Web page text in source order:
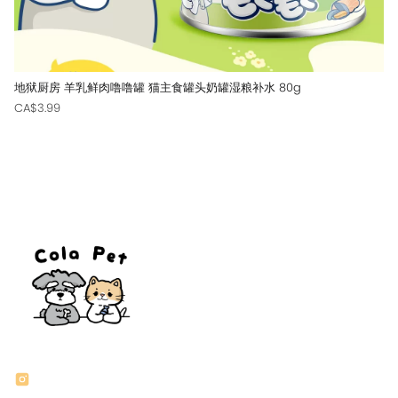
地狱厨房 羊乳鲜肉噜噜罐 猫主食罐头奶罐湿粮补水 80g
CA$3.99